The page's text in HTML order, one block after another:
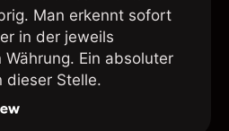
Man erkennt sofort
in der jeweils
Währung. Ein absoluter
dieser Stelle.